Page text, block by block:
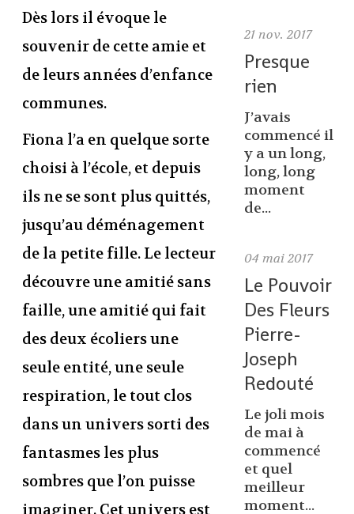
Dès lors il évoque le
souvenir de cette amie et
de leurs années d’enfance
communes.
Fiona l’a en quelque sorte
choisi à l’école, et depuis
ils ne se sont plus quittés,
jusqu’au déménagement
de la petite fille. Le lecteur
découvre une amitié sans
faille, une amitié qui fait
des deux écoliers une
seule entité, une seule
respiration, le tout clos
dans un univers sorti des
fantasmes les plus
sombres que l’on puisse
imaginer. Cet univers est
21 nov. 2017
Presque
rien
J’avais
commencé il
y a un long,
long, long
moment
de...
04 mai 2017
Le Pouvoir
Des Fleurs
Pierre-
Joseph
Redouté
Le joli mois
de mai à
commencé
et quel
meilleur
moment...